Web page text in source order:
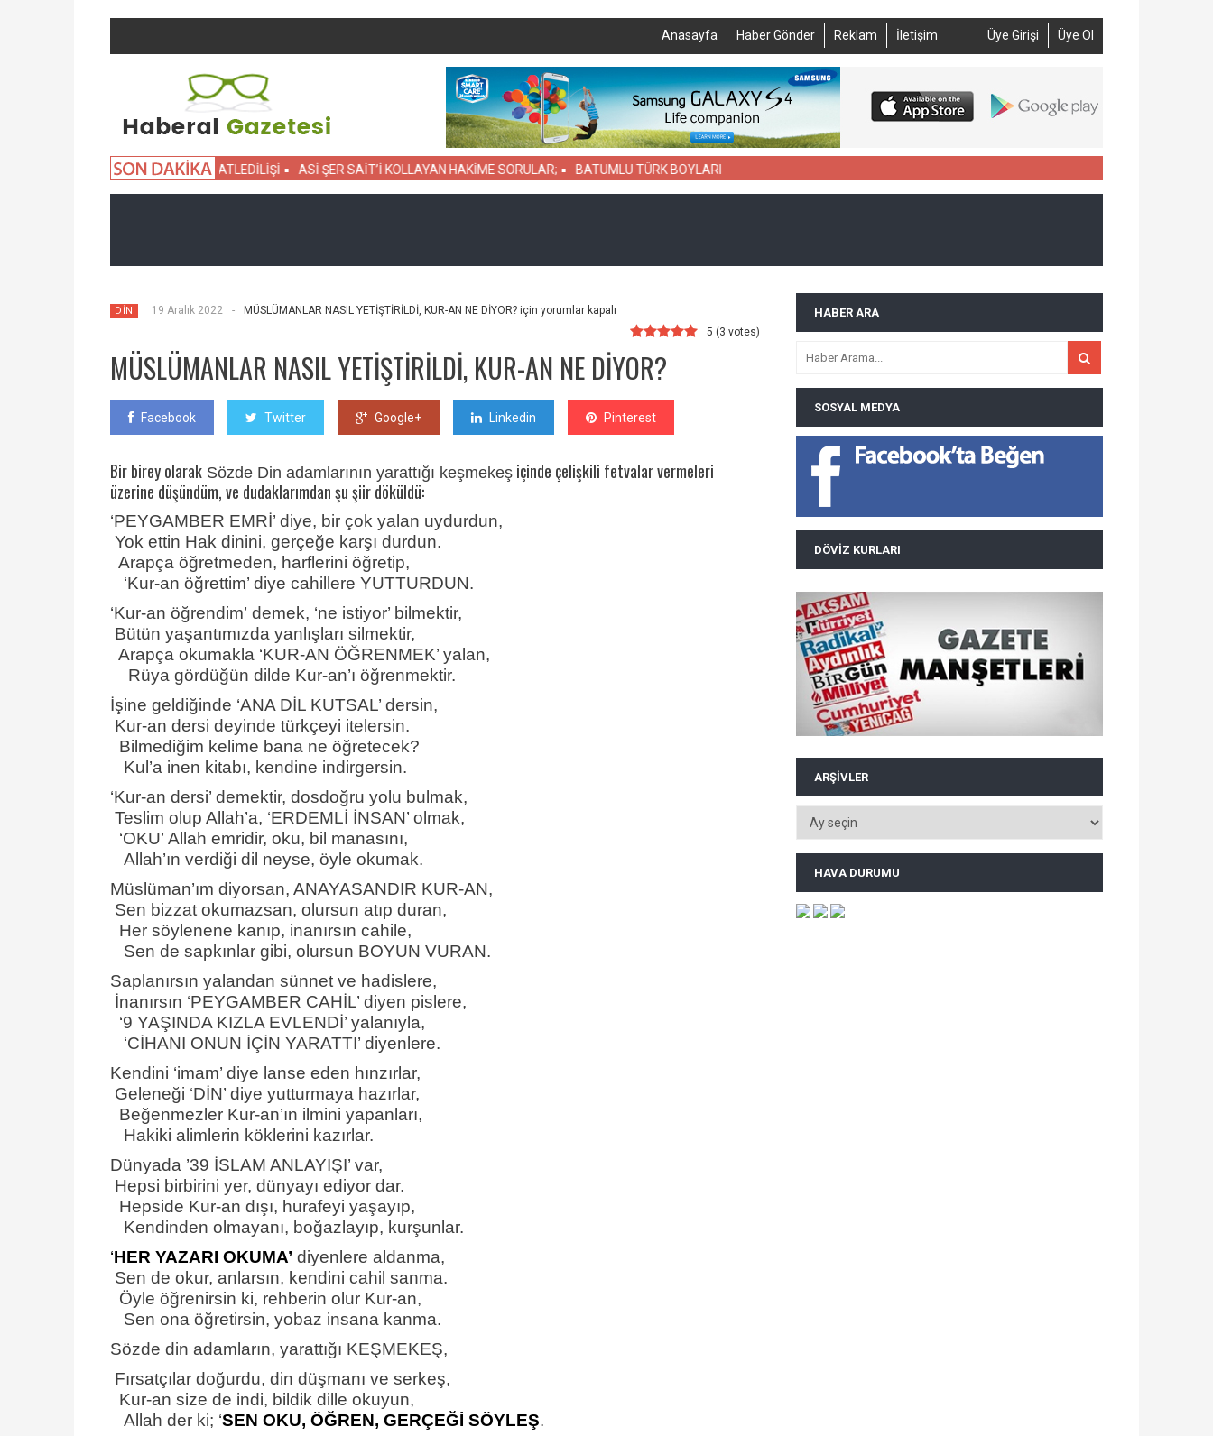
Üye Girişi Üye Ol
Anasayfa Haber Gönder Reklam İletişim
SEVİM TANÜREK’İN KATLEDİLİŞİ ASİ ŞER SAİT’İ KOLLAYAN HAKİME SORULAR; BATUMLU TÜRK BOYLARI
DİN 19 Aralık 2022 - MÜSLÜMANLAR NASIL YETİŞTİRİLDİ, KUR-AN NE DİYOR? için yorumlar kapalı
5 (3 votes)
MÜSLÜMANLAR NASIL YETİŞTİRİLDİ, KUR-AN NE DİYOR?
Facebook Twitter Google+ Linkedin Pinterest
Bir birey olarak Sözde Din adamlarının yarattığı keşmekeş içinde çelişkili fetvalar vermeleri
üzerine düşündüm, ve dudaklarımdan şu şiir döküldü:
‘PEYGAMBER EMRİ’ diye, bir çok yalan uydurdun,
Yok ettin Hak dinini, gerçeğe karşı durdun.
Arapça öğretmeden, harflerini öğretip,
‘Kur-an öğrettim’ diye cahillere YUTTURDUN.
‘Kur-an öğrendim’ demek, ‘ne istiyor’ bilmektir,
Bütün yaşantımızda yanlışları silmektir,
Arapça okumakla ‘KUR-AN ÖĞRENMEK’ yalan,
Rüya gördüğün dilde Kur-an’ı öğrenmektir.
İşine geldiğinde ‘ANA DİL KUTSAL’ dersin,
Kur-an dersi deyinde türkçeyi itelersin.
Bilmediğim kelime bana ne öğretecek?
Kul’a inen kitabı, kendine indirgersin.
‘Kur-an dersi’ demektir, dosdoğru yolu bulmak,
Teslim olup Allah’a, ‘ERDEMLİ İNSAN’ olmak,
‘OKU’ Allah emridir, oku, bil manasını,
Allah’ın verdiği dil neyse, öyle okumak.
Müslüman’ım diyorsan, ANAYASANDIR KUR-AN,
Sen bizzat okumazsan, olursun atıp duran,
Her söylenene kanıp, inanırsın cahile,
Sen de sapkınlar gibi, olursun BOYUN VURAN.
Saplanırsın yalandan sünnet ve hadislere,
İnanırsın ‘PEYGAMBER CAHİL’ diyen pislere,
‘9 YAŞINDA KIZLA EVLENDİ’ yalanıyla,
‘CİHANI ONUN İÇİN YARATTI’ diyenlere.
Kendini ‘imam’ diye lanse eden hınzırlar,
Geleneği ‘DİN’ diye yutturmaya hazırlar,
Beğenmezler Kur-an’ın ilmini yapanları,
Hakiki alimlerin köklerini kazırlar.
Dünyada ’39 İSLAM ANLAYIŞI’ var,
Hepsi birbirini yer, dünyayı ediyor dar.
Hepside Kur-an dışı, hurafeyi yaşayıp,
Kendinden olmayanı, boğazlayıp, kurşunlar.
‘HER YAZARI OKUMA’ diyenlere aldanma,
Sen de okur, anlarsın, kendini cahil sanma.
Öyle öğrenirsin ki, rehberin olur Kur-an,
Sen ona öğretirsin, yobaz insana kanma.
Sözde din adamların, yarattığı KEŞMEKEŞ,
Fırsatçılar doğurdu, din düşmanı ve serkeş,
Kur-an size de indi, bildik dille okuyun,
Allah der ki; ‘SEN OKU, ÖĞREN, GERÇEĞİ SÖYLEŞ.
HABER ARA
SOSYAL MEDYA
DÖVIZ KURLARI
ARŞIVLER
HAVA DURUMU